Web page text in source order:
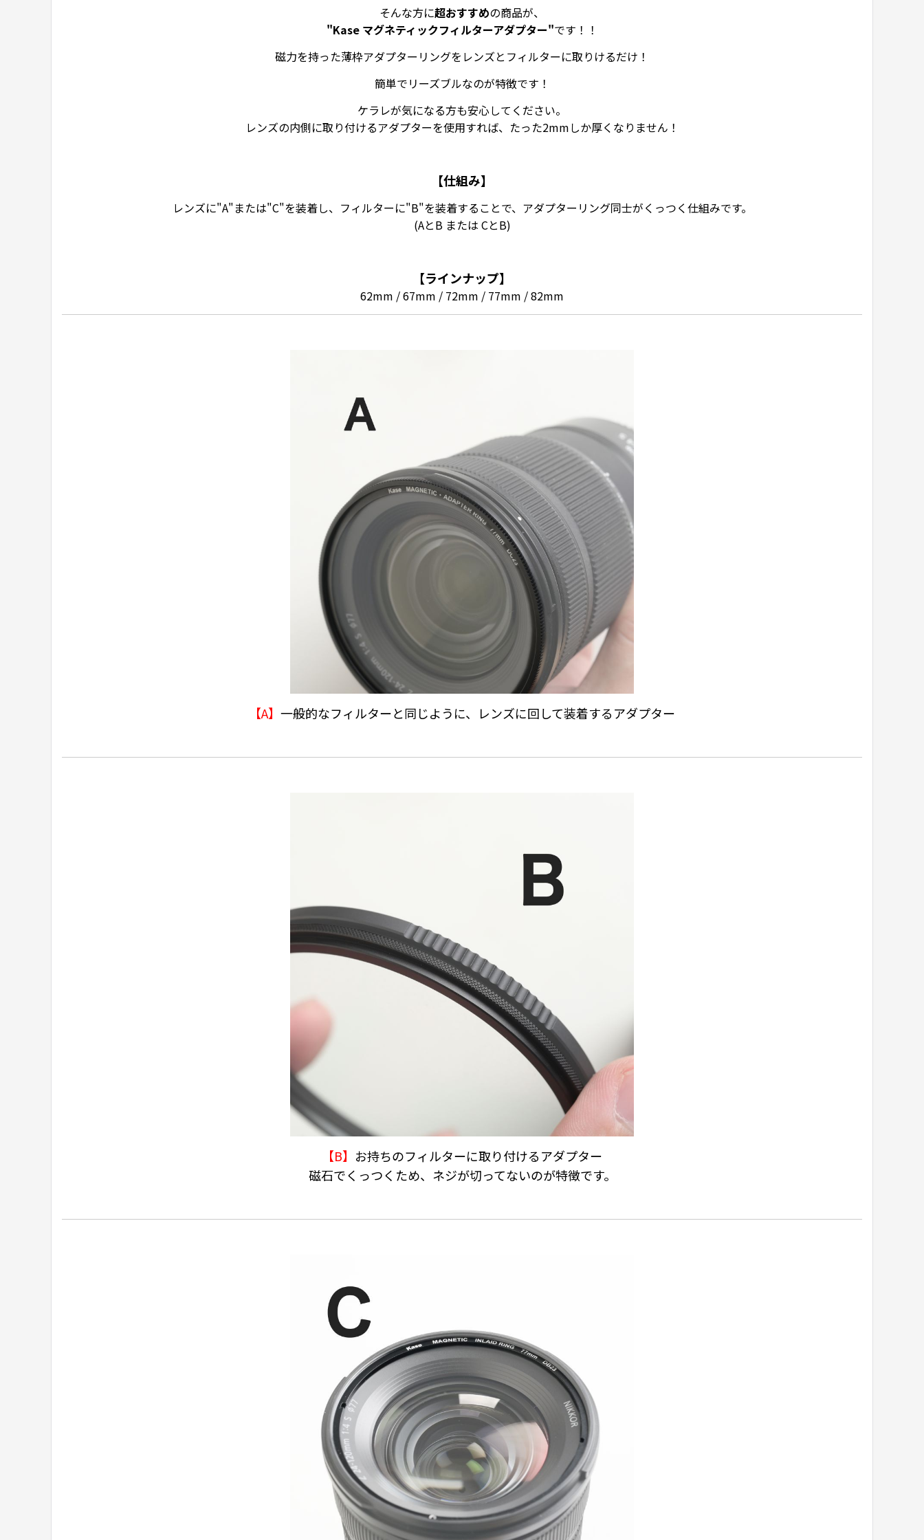
そんな方に超おすすめの商品が、
"Kase マグネティックフィルターアダプター"です！！
磁力を持った薄枠アダプターリングをレンズとフィルターに取りけるだけ！
簡単でリーズブルなのが特徴です！
ケラレが気になる方も安心してください。
レンズの内側に取り付けるアダプターを使用すれば、たった2mmしか厚くなりません！
【仕組み】
レンズに"A"または"C"を装着し、フィルターに"B"を装着することで、アダプターリング同士がくっつく仕組みです。
(AとB または CとB)
【ラインナップ】
62mm / 67mm / 72mm / 77mm / 82mm
【A】 一般的なフィルターと同じように、レンズに回して装着するアダプター
【B】 お持ちのフィルターに取り付けるアダプター
磁石でくっつくため、ネジが切ってないのが特徴です。